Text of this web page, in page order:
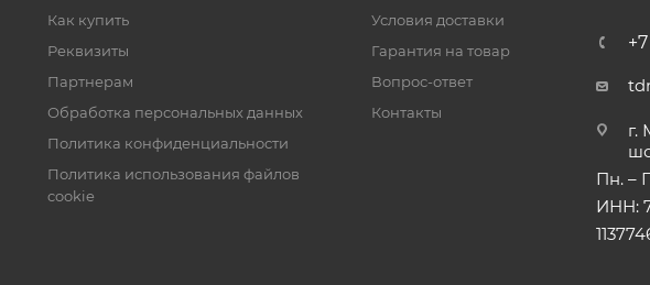
Как купить
Реквизиты
Партнерам
Обработка персональных данных
Политика конфиденциальности
Политика использования файлов
cookie
Условия доставки
Гарантия на товар
Вопрос-ответ
Контакты
г.
Пн. –
ИНН: